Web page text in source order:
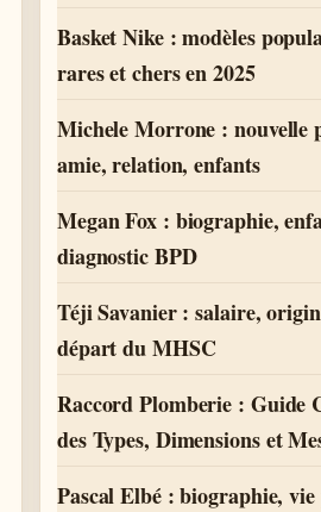
Basket Nike : modèles
rares et chers en 2025
Michele Morrone : nouvelle
amie, relation, enfants
Megan Fox : biographie,
diagnostic BPD
Téji Savanier : salaire,
départ du MHSC
Raccord Plomberie : Guide
des Types, Dimensions et
Pascal Elbé : biographie,